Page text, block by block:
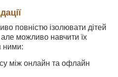
повністю ізолювати дітей
можливо навчити їх
ними:
між онлайн та офлайн